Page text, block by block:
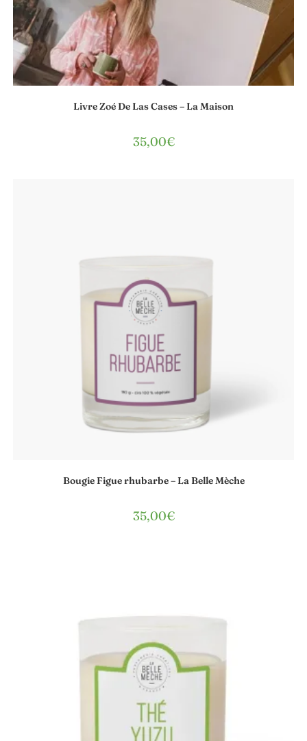
Livre Zoé De Las Cases – La Maison
35,00€
Bougie Figue rhubarbe – La Belle Mèche
35,00€